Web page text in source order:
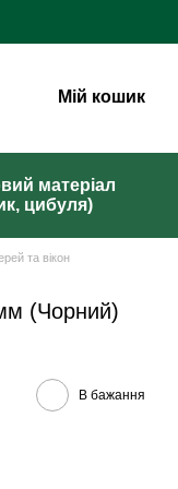
Мій кошик
матеріал
цибуля)
та вікон
(Чорний)
В бажання